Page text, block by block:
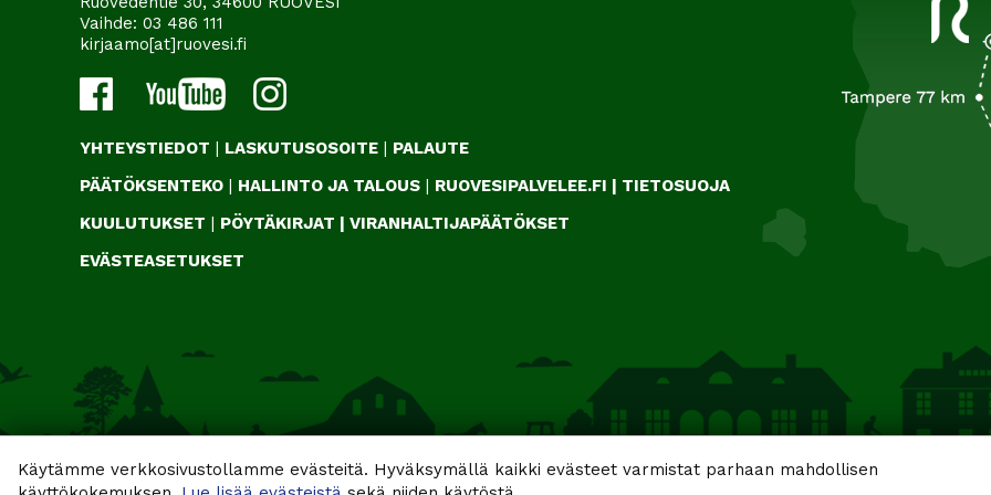
Käytämme verkkosivustollamme evästeitä. Hyväksymällä kaikki evästeet varmistat parhaan mahdollisen
Vaihde: 03 486 111
kirjaamo[at]ruovesi.fi
YHTEYSTIEDOT | LASKUTUSOSOITE | PALAUTE
PÄÄTÖKSENTEKO | HALLINTO JA TALOUS | RUOVESIPALVELEE.FI | TIETOSUOJA
KUULUTUKSET | PÖYTÄKIRJAT | VIRANHALTIJAPÄÄTÖKSET
EVÄSTEASETUKSET